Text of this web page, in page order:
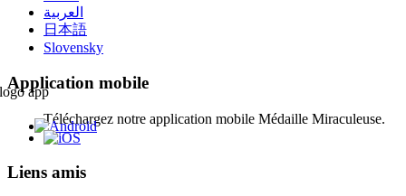
العربية
日本語
Slovensky
Application mobile
Téléchargez notre application mobile Médaille Miraculeuse.
Liens amis